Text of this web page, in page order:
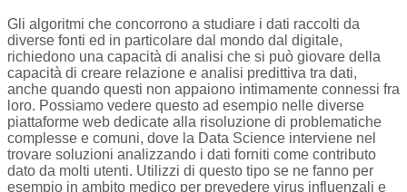
Gli algoritmi che concorrono a studiare i dati raccolti da
diverse fonti ed in particolare dal mondo dal digitale,
richiedono una capacità di analisi che si può giovare della
capacità di creare relazione e analisi predittiva tra dati,
anche quando questi non appaiono intimamente connessi fra
loro. Possiamo vedere questo ad esempio nelle diverse
piattaforme web dedicate alla risoluzione di problematiche
complesse e comuni, dove la Data Science interviene nel
trovare soluzioni analizzando i dati forniti come contributo
dato da molti utenti. Utilizzi di questo tipo se ne fanno per
esempio in ambito medico per prevedere virus influenzali e